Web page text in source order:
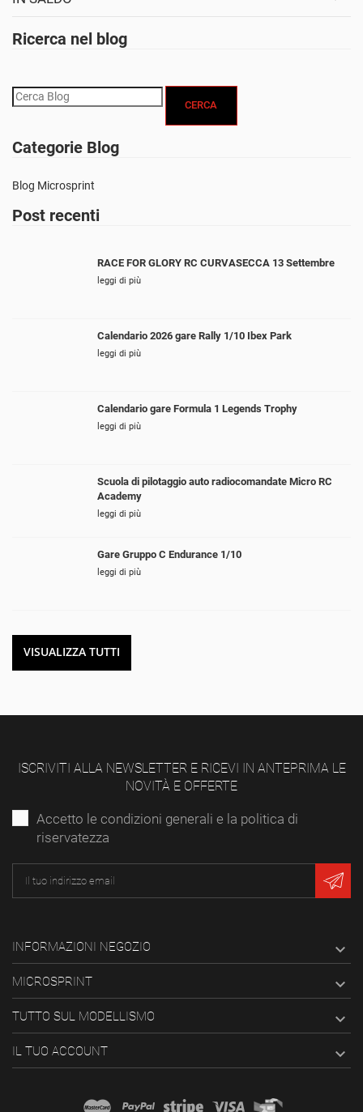
Ricerca nel blog
CERCA
Categorie Blog
Blog Microsprint
Post recenti
RACE FOR GLORY RC CURVASECCA 13 Settembre
leggi di più
Calendario 2026 gare Rally 1/10 Ibex Park
leggi di più
Calendario gare Formula 1 Legends Trophy
leggi di più
Scuola di pilotaggio auto radiocomandate Micro RC
Academy
leggi di più
Gare Gruppo C Endurance 1/10
leggi di più
VISUALIZZA TUTTI
ISCRIVITI ALLA NEWSLETTER E RICEVI IN ANTEPRIMA LE
NOVITÀ E OFFERTE
Accetto le condizioni generali e la politica di
riservatezza
INFORMAZIONI NEGOZIO 
MICROSPRINT 
TUTTO SUL MODELLISMO 
IL TUO ACCOUNT 